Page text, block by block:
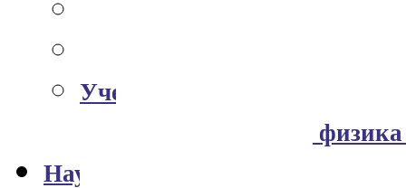
Учебные материалы
Неускорительная
Научная работа